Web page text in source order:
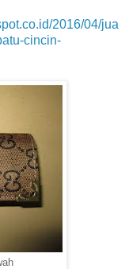
2016/04/jua
cincin-